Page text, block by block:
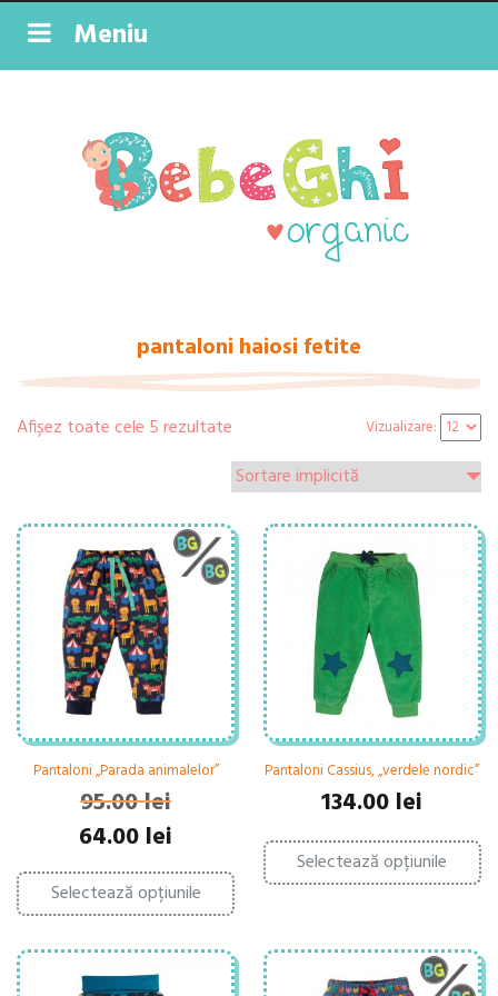
Meniu
pantaloni haiosi fetite
Afișez toate cele 5 rezultate Vizualizare:
Pantaloni „Parada animalelor”
95.00lei
Prețul
inițial
a
fost:
95.00 lei.
64.00 lei
este:
64.00 lei.
Selectează opțiunile
Acest
produs
are
multe
variații.
Opțiunile
Pantaloni Cassius, „verdele nordic”
134.00 lei
Selectează opțiunile